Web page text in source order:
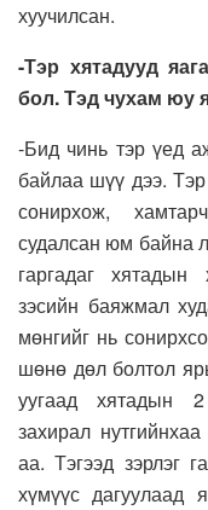
хуучилсан.
-Тэр хятадууд
бол. Тэд чухам юу
-Бид чинь тэр үед
байлаа шүү дээ.
сонирхож,
судалсан юм байна
гаргадаг
зэсийн баяжмал
мөнгийг нь
шөнө дөл болтол
уугаад хятадын
захирал
аа. Тэгээд зэрлэг
хүмүүс дагуулаад